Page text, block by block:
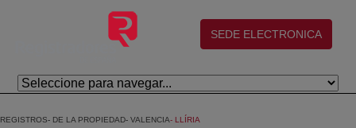
Salta al contingut principal
(abre en nueva ventana)
SEDE ELECTRONICA
REGISTROS DE LA PROPIEDAD VALENCIA LLÍRIA